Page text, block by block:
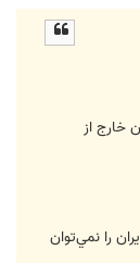
خارج از
را نمي‌توان